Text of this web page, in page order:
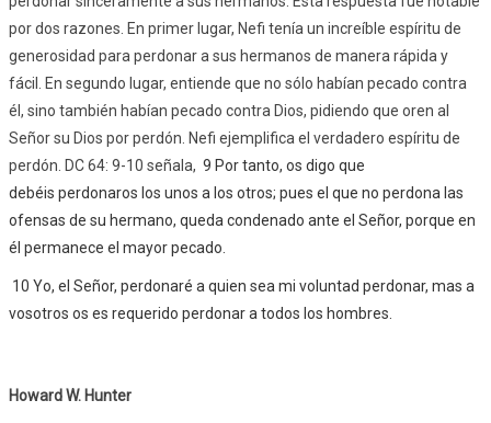
por dos razones. En primer lugar, Nefi tenía un increíble espíritu de
generosidad para perdonar a sus hermanos de manera rápida y
fácil. En segundo lugar, entiende que no sólo habían pecado contra
él, sino también habían pecado contra Dios, pidiendo que oren al
Señor su Dios por perdón. Nefi ejemplifica el verdadero espíritu de
perdón. DC 64: 9-10 señala, 9 Por tanto, os digo que
debéis perdonaros los unos a los otros; pues el que no perdona las
ofensas de su hermano, queda condenado ante el Señor, porque en
él permanece el mayor pecado.
10 Yo, el Señor, perdonaré a quien sea mi voluntad perdonar, mas a
vosotros os es requerido perdonar a todos los hombres.
Howard W. Hunter